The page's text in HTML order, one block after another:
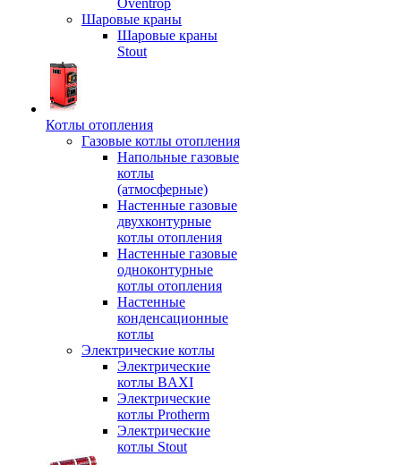
Oventrop
Шаровые краны
Шаровые краны
Stout
Котлы отопления
Газовые котлы отопления
Напольные газовые
котлы
(атмосферные)
Настенные газовые
двухконтурные
котлы отопления
Настенные газовые
одноконтурные
котлы отопления
Настенные
конденсационные
котлы
Электрические котлы
Электрические
котлы BAXI
Электрические
котлы Protherm
Электрические
котлы Stout